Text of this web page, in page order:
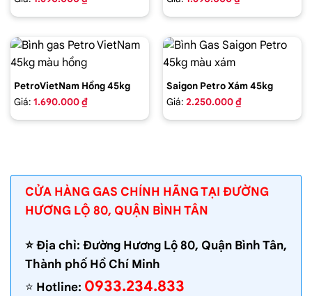
PetroVietNam Hồng 45kg
Giá: 1.690.000 ₫
Saigon Petro Xám 45kg
Giá: 2.250.000 ₫
CỬA HÀNG GAS CHÍNH HÃNG TẠI ĐƯỜNG
HƯƠNG LỘ 80, QUẬN BÌNH TÂN
⭐️ Địa chỉ: Đường Hương Lộ 80, Quận Bình Tân,
Thành phố Hồ Chí Minh
⭐️ Hotline: 0933.234.833